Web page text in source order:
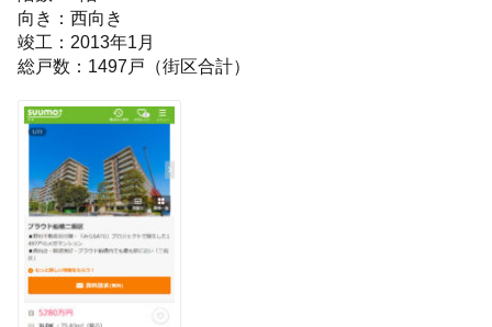
向き：西向き
竣工：2013年1月
総戸数：1497戸（街区合計）